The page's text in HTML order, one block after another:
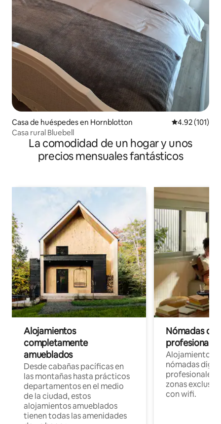
Casa de huéspedes en Hornblotton Calificación
4.92 (101)
Casa rural Bluebell
La comodidad de un hogar y unos
precios mensuales fantásticos
Alojamientos
completamente
amueblados
Desde cabañas pacíficas en
las montañas hasta prácticos
departamentos en el medio
de la ciudad, estos
alojamientos amueblados
tienen todas las amenidades
Nómadas
Alojamientos
nómadas
profesionales
zonas
con wifi.